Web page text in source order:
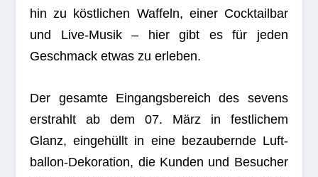
hin zu köst­li­chen Waf­feln, einer Cock­tail­bar
und Live-Musik – hier gibt es für jeden
Geschmack etwas zu erleben.
Der gesamte Ein­gangs­be­reich des sevens
erstrahlt ab dem 07. März in fest­li­chem
Glanz, ein­ge­hüllt in eine bezau­bernde Luft­
bal­lon-Deko­ra­tion, die Kun­den und Besu­cher